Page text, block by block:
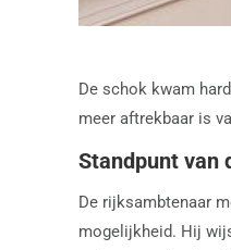
De schok kwam
meer aftrekbaar is
Standpunt van
De rijksambtenaar
mogelijkheid. Hij